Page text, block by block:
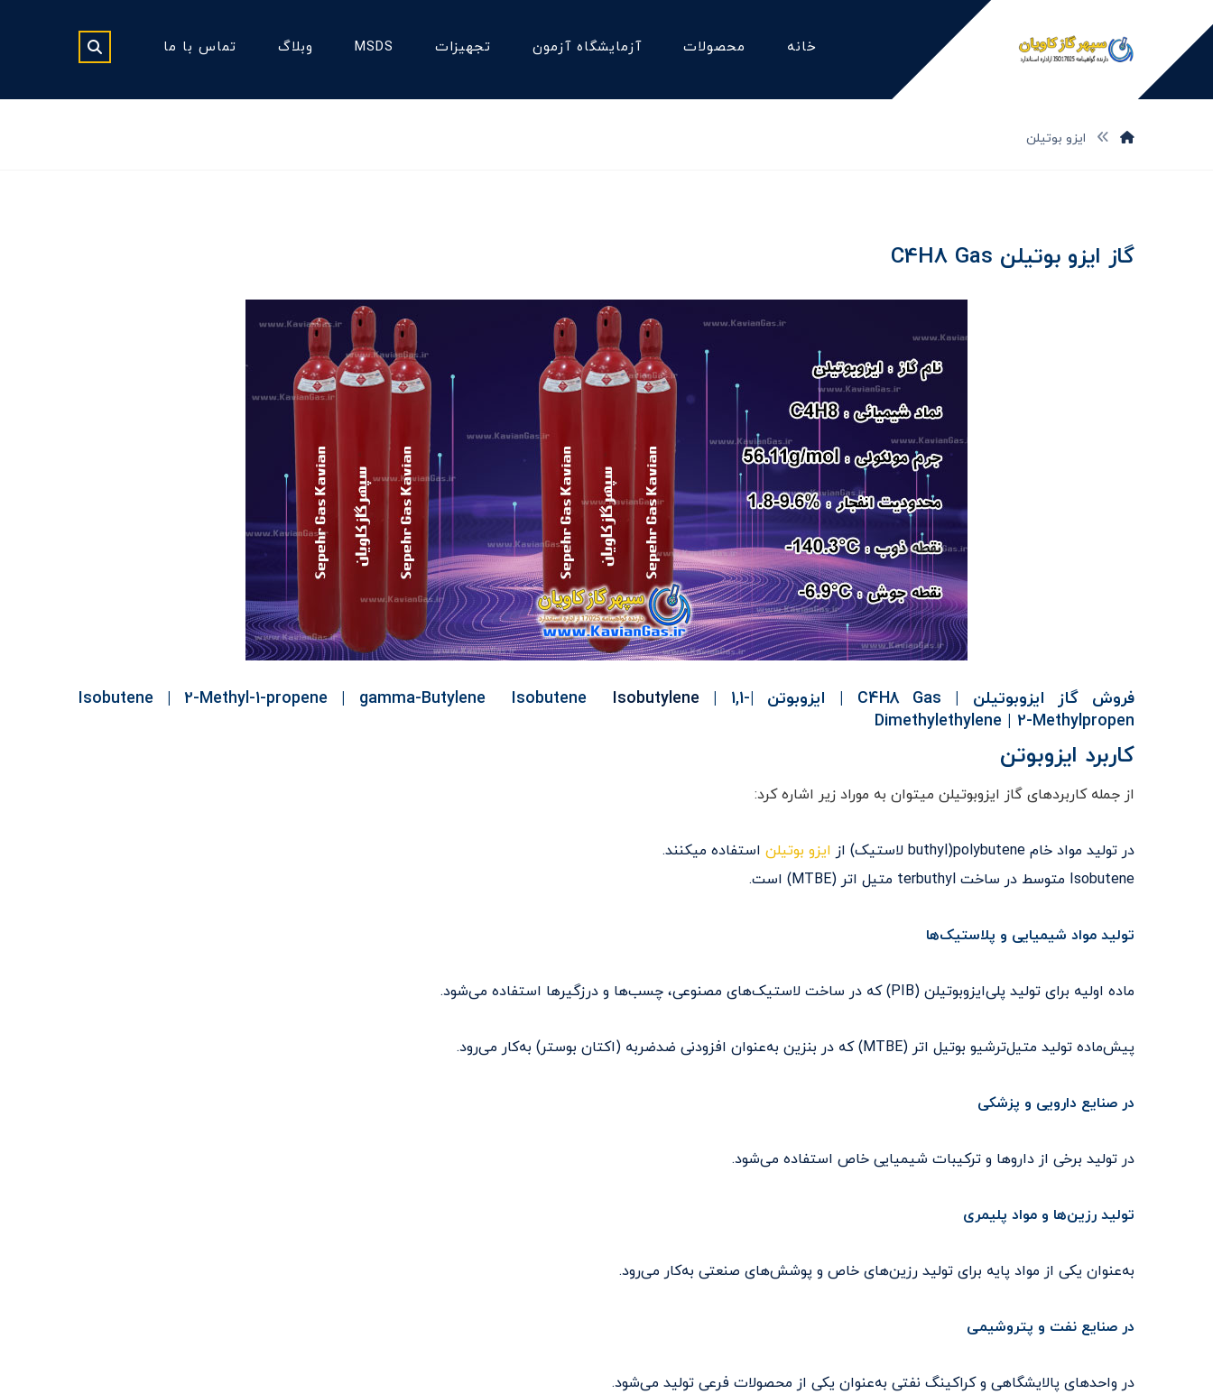
خانه محصولات آزمایشگاه آزمون تجهیزات MSDS وبلاگ تماس با ما
ایزو بوتیلن
گاز ایزو بوتیلن C4H8 Gas
فروش گاز ایزوبوتیلن | C4H8 Gas | ایزوبوتن |Isobutene | 2-Methyl-1-propene | gamma-Butylene Isobutene Isobutylene | 1,1-
Dimethylethylene | 2-Methylpropen
کاربرد ایزوبوتن
از جمله کاربردهای گاز ایزوبوتیلن میتوان به موراد زیر اشاره کرد:
در تولید مواد خام polybutene(buthyl لاستیک) از ایزو بوتیلن استفاده میکنند.
Isobutene متوسط در ساخت terbuthyl متیل اتر (MTBE) است.
تولید مواد شیمیایی و پلاستیک‌ها
ماده اولیه برای تولید پلی‌ایزوبوتیلن (PIB) که در ساخت لاستیک‌های مصنوعی، چسب‌ها و درزگیرها استفاده می‌شود.
پیش‌ماده تولید متیل‌ترشیو بوتیل اتر (MTBE) که در بنزین به‌عنوان افزودنی ضدضربه (اکتان بوستر) به‌کار می‌رود.
در صنایع دارویی و پزشکی
در تولید برخی از داروها و ترکیبات شیمیایی خاص استفاده می‌شود.
تولید رزین‌ها و مواد پلیمری
به‌عنوان یکی از مواد پایه برای تولید رزین‌های خاص و پوشش‌های صنعتی به‌کار می‌رود.
در صنایع نفت و پتروشیمی
در واحدهای پالایشگاهی و کراکینگ نفتی به‌عنوان یکی از محصولات فرعی تولید می‌شود.